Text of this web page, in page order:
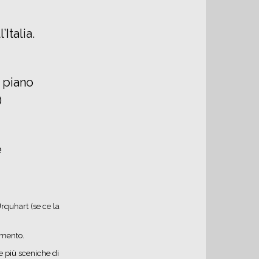
(se ce la
più sceniche di